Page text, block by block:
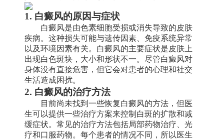
1. 白癜风的原因与症状
白癜风是由色素细胞受损或消失导致的皮肤
疾病。这种损失可能与遗传因素、免疫系统异常
以及环境因素有关。白癜风的主要症状是皮肤上
出现白色斑块，大小和形状不一。尽管白癜风对
身体没有直接危害，但它会对患者的心理和社交
生活造成困扰。
2. 白癜风的治疗方法
目前尚未找到一些恢复白癜风的方法，但医
生可以提供一些治疗方案来控制白斑的扩散和减
缓症状。常见的治疗方法包括局部药物治疗、光
疗和口服药物。每个患者的情况不同，所以医生